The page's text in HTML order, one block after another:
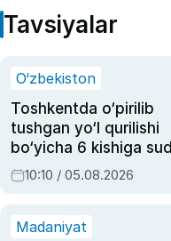
Tavsiyalar
O‘zbekiston
Toshkentda o‘pirilib
tushgan yo‘l qurilishi
bo‘yicha 6 kishiga sud
hukmi o‘qildi
10:10 / 05.08.2026
Madaniyat